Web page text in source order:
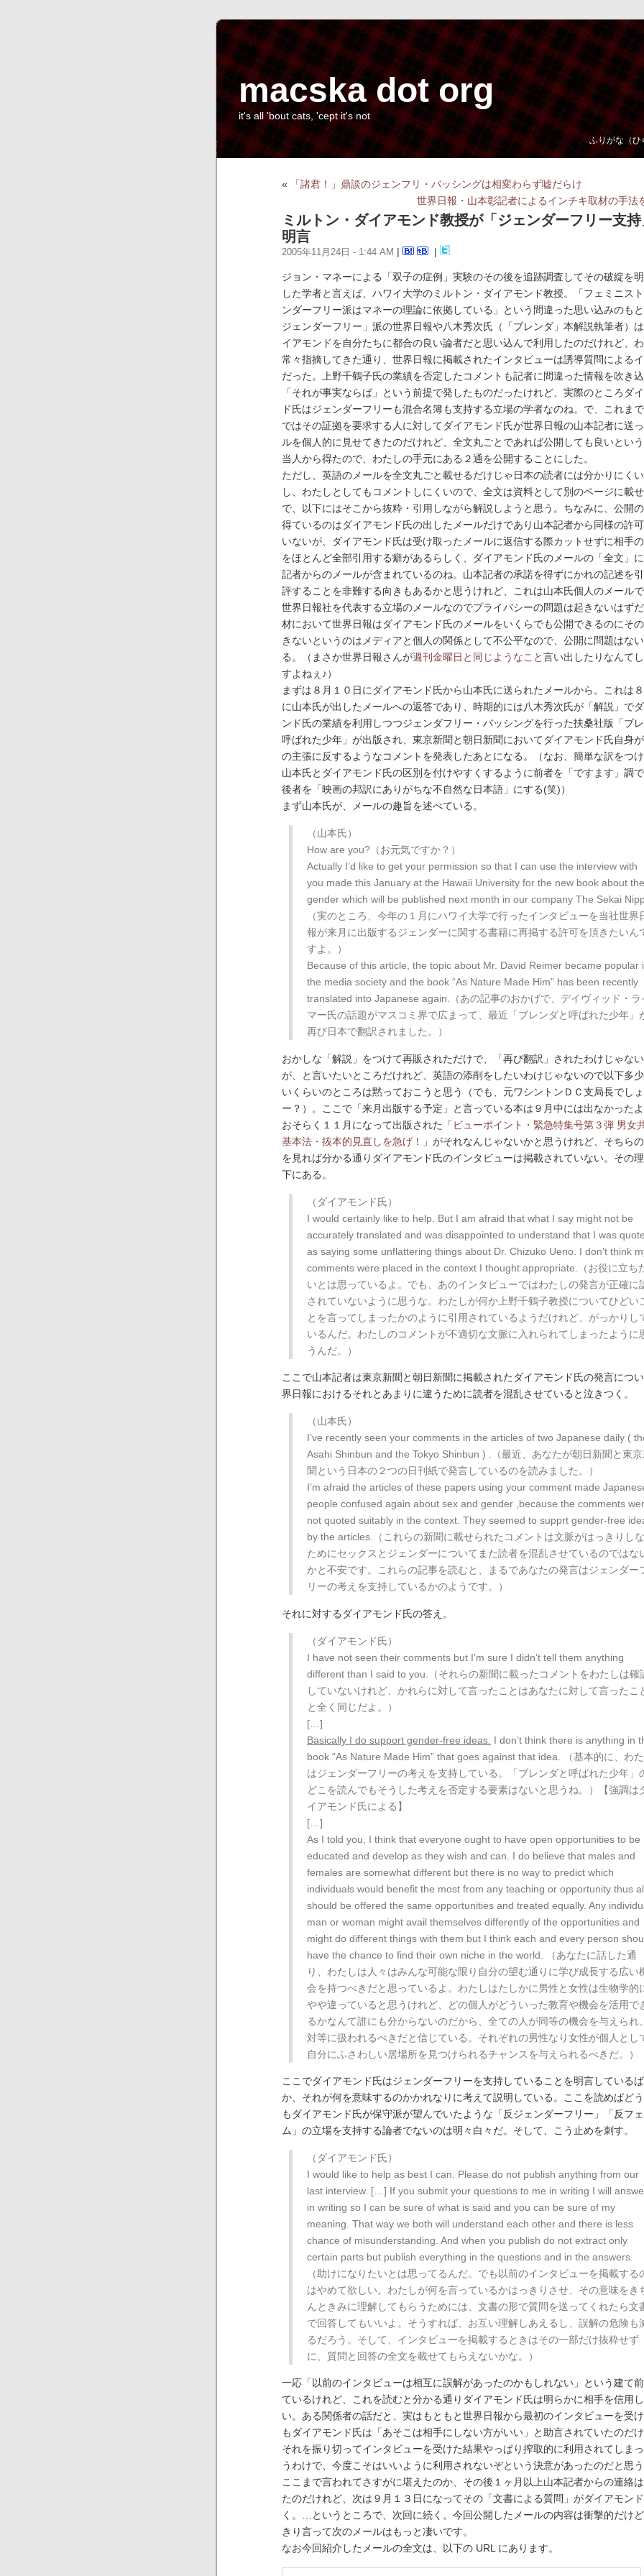
macska dot org
it's all 'bout cats, 'cept it's not
ふりがな（ひ
«
「諸君！」鼎談のジェンフリ・バッシングは相変わらず嘘だらけ
世界日報・山本彰記者によるインチキ取材の手法
ミルトン・ダイアモンド教授が「ジェンダーフリー支持
明言
2005年11月24日 - 1:44 AM
ジョン・マネーによる「双子の症例」実験のその後を追跡調査してその破綻を
した学者と言えば、ハワイ大学のミルトン・ダイアモンド教授。「フェミニス
ンダーフリー派はマネーの理論に依拠している」という間違った思い込みのも
ジェンダーフリー」派の世界日報や八木秀次氏（「ブレンダ」本解説執筆者）
イアモンドを自分たちに都合の良い論者だと思い込んで利用したのだけれど、
常々指摘してきた通り、世界日報に掲載されたインタビューは誘導質問による
だった。上野千鶴子氏の業績を否定したコメントも記者に間違った情報を吹き
「それが事実ならば」という前提で発したものだったけれど、実際のところダ
ド氏はジェンダーフリーも混合名簿も支持する立場の学者なのね。で、これま
ではその証拠を要求する人に対してダイアモンド氏が世界日報の山本記者に送
ルを個人的に見せてきたのだけれど、全文丸ごとであれば公開しても良いとい
当人から得たので、わたしの手元にある２通を公開することにした。
ただし、英語のメールを全文丸ごと載せるだけじゃ日本の読者には分かりにく
し、わたしとしてもコメントしにくいので、全文は資料として別のページに載せ
で、以下にはそこから抜粋・引用しながら解説しようと思う。ちなみに、公開
得ているのはダイアモンド氏の出したメールだけであり山本記者から同様の許
いないが、ダイアモンド氏は受け取ったメールに返信する際カットせずに相手
をほとんど全部引用する癖があるらしく、ダイアモンド氏のメールの「全文」
記者からのメールが含まれているのね。山本記者の承諾を得ずにかれの記述を
評することを非難する向きもあるかと思うけれど、これは山本氏個人のメールで
世界日報社を代表する立場のメールなのでプライバシーの問題は起きないはず
材において世界日報はダイアモンド氏のメールをいくらでも公開できるのにそ
きないというのはメディアと個人の関係として不公平なので、公開に問題はない
る。（まさか世界日報さんが週刊金曜日と同じようなこと言い出したりなんて
すよねぇ♪）
まずは８月１０日にダイアモンド氏から山本氏に送られたメールから。これは
に山本氏が出したメールへの返答であり、時期的には八木秀次氏が「解説」で
ンド氏の業績を利用しつつジェンダフリー・バッシングを行った扶桑社版「ブ
呼ばれた少年」が出版され、東京新聞と朝日新聞においてダイアモンド氏自身
の主張に反するようなコメントを発表したあとになる。（なお、簡単な訳をつけ
山本氏とダイアモンド氏の区別を付けやすくするように前者を「ですます」調で
後者を「映画の邦訳にありがちな不自然な日本語」にする(笑)）
まず山本氏が、メールの趣旨を述べている。
（山本氏）
How are you?（お元気ですか？）
Actually I’d like to get your permission so that I can use the interview with
you made this January at the Hawaii University for the new book about the
gender which will be published next month in our company The Sekai
（実のところ、今年の１月にハワイ大学で行ったインタビューを当社世界
報が来月に出版するジェンダーに関する書籍に再掲する許可を頂きたいん
すよ。）
Because of this article, the topic about Mr. David Reimer became popular
the media society and the book “As Nature Made Him” has been recently
translated into Japanese again.（あの記事のおかげで、デイヴィッド・ラ
マー氏の話題がマスコミ界で広まって、最近「ブレンダと呼ばれた少年」
再び日本で翻訳されました。）
おかしな「解説」をつけて再販されただけで、「再び翻訳」されたわけじゃな
が、と言いたいところだけれど、英語の添削をしたいわけじゃないので以下多
いくらいのところは黙っておこうと思う（でも、元ワシントンＤＣ支局長でしょ
ー？）。ここで「来月出版する予定」と言っている本は９月中には出なかったよ
おそらく１１月になって出版された「 ビューポイント・緊急特集号第３弾 男女
基本法・抜本的見直しを急げ！
」がそれなんじゃないかと思うけれど、そちら
を見れば分かる通りダイアモンド氏のインタビューは掲載されていない。その
下にある。
（ダイアモンド氏）
I would certainly like to help. But I am afraid that what I say might not be
accurately translated and was disappointed to understand that I was
as saying some unflattering things about Dr. Chizuko Ueno. I don’t think
comments were placed in the context I thought appropriate.（お役に立ち
いとは思っているよ。でも、あのインタビューではわたしの発言が正確に
されていないように思うな。わたしが何か上野千鶴子教授についてひどい
とを言ってしまったかのように引用されているようだけれど、がっかりし
いるんだ。わたしのコメントが不適切な文脈に入れられてしまったように
うんだ。）
ここで山本記者は東京新聞と朝日新聞に掲載されたダイアモンド氏の発言につ
界日報におけるそれとあまりに違うために読者を混乱させていると泣きつく。
（山本氏）
I’ve recently seen your comments in the articles of two Japanese daily (
Asahi Shinbun and the Tokyo Shinbun ) .（最近、あなたが朝日新聞と東
聞という日本の２つの日刊紙で発言しているのを読みました。）
I’m afraid the articles of these papers using your comment made
people confused again about sex and gender ,because the comments
not quoted suitably in the context. They seemed to supprt gender-free
by the articles.（これらの新聞に載せられたコメントは文脈がはっきりし
ためにセックスとジェンダーについてまた読者を混乱させているのではな
かと不安です。これらの記事を読むと、まるであなたの発言はジェンダー
リーの考えを支持しているかのようです。）
それに対するダイアモンド氏の答え。
（ダイアモンド氏）
I have not seen their comments but I’m sure I didn’t tell them anything
different than I said to you.（それらの新聞に載ったコメントをわたしは確
していないけれど、かれらに対して言ったことはあなたに対して言ったこ
と全く同じだよ。）
[…]
Basically I do support gender-free ideas. I don’t think there is anything in
book “As Nature Made Him” that goes against that idea. （基本的に、わ
はジェンダーフリーの考えを支持している。「ブレンダと呼ばれた少年」
どこを読んでもそうした考えを否定する要素はないと思うね。）【強調は
イアモンド氏による】
[…]
As I told you, I think that everyone ought to have open opportunities to be
educated and develop as they wish and can. I do believe that males and
females are somewhat different but there is no way to predict which
individuals would benefit the most from any teaching or opportunity thus
should be offered the same opportunities and treated equally. Any
man or woman might avail themselves differently of the opportunities and
might do different things with them but I think each and every person
have the chance to find their own niche in the world. （あなたに話した通
り、わたしは人々はみんな可能な限り自分の望む通りに学び成長する広い
会を持つべきだと思っているよ。わたしはたしかに男性と女性は生物学的
やや違っていると思うけれど、どの個人がどういった教育や機会を活用で
るかなんて誰にも分からないのだから、全ての人が同等の機会を与えられ、
対等に扱われるべきだと信じている。それぞれの男性なり女性が個人とし
自分にふさわしい居場所を見つけられるチャンスを与えられるべきだ。）
ここでダイアモンド氏はジェンダーフリーを支持していることを明言している
か、それが何を意味するのかかれなりに考えて説明している。ここを読めばど
もダイアモンド氏が保守派が望んでいたような「反ジェンダーフリー」「反フ
ム」の立場を支持する論者でないのは明々白々だ。そして、こう止めを刺す。
（ダイアモンド氏）
I would like to help as best I can. Please do not publish anything from our
last interview. […] If you submit your questions to me in writing I will
in writing so I can be sure of what is said and you can be sure of my
meaning. That way we both will understand each other and there is less
chance of misunderstanding. And when you publish do not extract only
certain parts but publish everything in the questions and in the answers.
（助けになりたいとは思ってるんだ。でも以前のインタビューを掲載する
はやめて欲しい。わたしが何を言っているかはっきりさせ、その意味をき
んときみに理解してもらうためには、文書の形で質問を送ってくれたら文
で回答してもいいよ。そうすれば、お互い理解しあえるし、誤解の危険も
るだろう。そして、インタビューを掲載するときはその一部だけ抜粋せず
に、質問と回答の全文を載せてもらえないかな。）
一応「以前のインタビューは相互に誤解があったのかもしれない」という建て
ているけれど、これを読むと分かる通りダイアモンド氏は明らかに相手を信用
い。ある関係者の話だと、実はもともと世界日報から最初のインタビューを受
もダイアモンド氏は「あそこは相手にしない方がいい」と助言されていたのだけ
それを振り切ってインタビューを受けた結果やっぱり搾取的に利用されてしま
うわけで、今度こそはいいように利用されないぞという決意があったのだと思う
ここまで言われてさすがに堪えたのか、その後１ヶ月以上山本記者からの連絡は
たのだけれど、次は９月１３日になってその「文書による質問」がダイアモン
く。…というところで、次回に続く。今回公開したメールの内容は衝撃的だけ
きり言って次のメールはもっと凄いです。
なお今回紹介したメールの全文は、以下の URL にあります。